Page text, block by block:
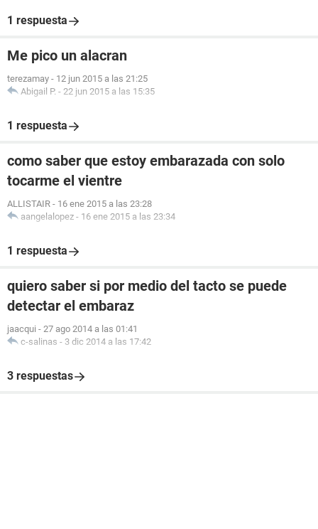
1 respuesta
Me pico un alacran
terezamay - 12 jun 2015 a las 21:25
Abigail P. - 22 jun 2015 a las 15:35
1 respuesta
como saber que estoy embarazada con solo
tocarme el vientre
ALLISTAIR - 16 ene 2015 a las 23:28
aangelalopez - 16 ene 2015 a las 23:34
1 respuesta
quiero saber si por medio del tacto se puede
detectar el embaraz
jaacqui - 27 ago 2014 a las 01:41
c-salinas - 3 dic 2014 a las 17:42
3 respuestas